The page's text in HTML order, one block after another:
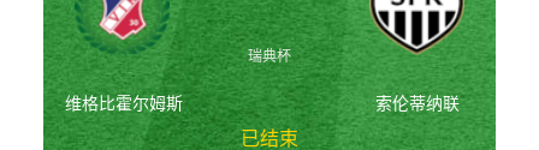
维格比霍尔姆斯
01:00:00
瑞典杯
已结束
索伦蒂纳联